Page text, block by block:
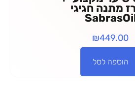
מתנה חגיגי
₪449.00
הוספה לסל